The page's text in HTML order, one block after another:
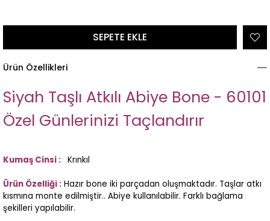
Ürün Özellikleri
Siyah Taşlı Atkılı Abiye Bone - 60101
Özel Günlerinizi Taçlandırır
Kumaş Cinsi : Krınkıl
Ürün Özelliği : Hazır bone iki parçadan oluşmaktadır. Taşlar atkı
kısmına monte edilmiştir.. Abiye kullanılabilir. Farklı bağlama
şekilleri yapılabilir.